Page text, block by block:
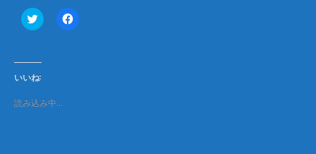
ク
リ
て
T
w
t
t
F
a
いいね:
読み込み中…